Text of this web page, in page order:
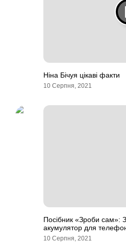
Ніна Бічуя цікаві факти
10 Серпня, 2021
Посібник «Зроби сам»:
акумулятор для
10 Серпня, 2021